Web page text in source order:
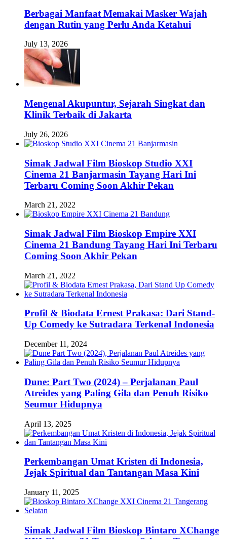
Berbagai Manfaat Memakai Masker Wajah
dengan Rutin yang Perlu Anda Ketahui
July 13, 2026
Mengenal Akupuntur, Sejarah Singkat dan
Klinik Terbaik di Jakarta
July 26, 2026
Simak Jadwal Film Bioskop Studio XXI
Cinema 21 Banjarmasin Tayang Hari Ini
Terbaru Coming Soon Akhir Pekan
March 21, 2022
Simak Jadwal Film Bioskop Empire XXI
Cinema 21 Bandung Tayang Hari Ini Terbaru
Coming Soon Akhir Pekan
March 21, 2022
Profil & Biodata Ernest Prakasa: Dari Stand-
Up Comedy ke Sutradara Terkenal Indonesia
December 11, 2024
Dune: Part Two (2024) – Perjalanan Paul
Atreides yang Paling Gila dan Penuh Risiko
Seumur Hidupnya
April 13, 2025
Perkembangan Umat Kristen di Indonesia,
Jejak Spiritual dan Tantangan Masa Kini
January 11, 2025
Simak Jadwal Film Bioskop Bintaro XChange